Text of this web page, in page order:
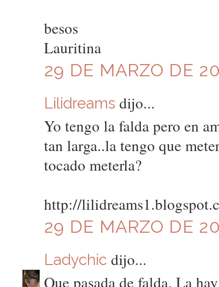
besos
Lauritina
29 DE MARZO DE
Lilidreams dijo...
Yo tengo la falda pero en
tan larga..la tengo que
tocado meterla?
http://
29 DE MARZO DE
Ladychic dijo...
Que pasada de falda. La